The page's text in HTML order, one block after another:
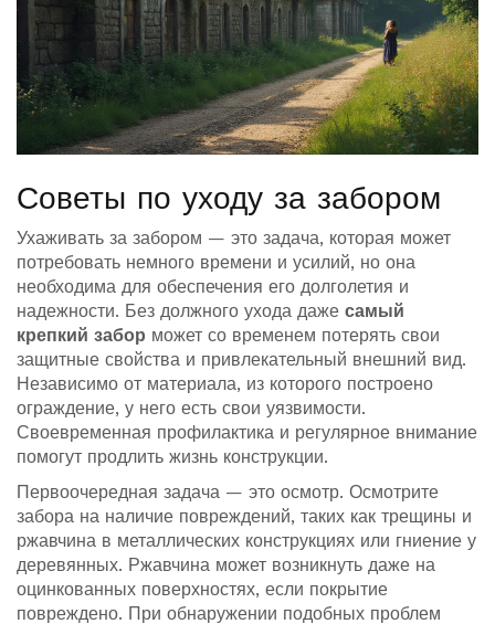
Советы по уходу за забором
Ухаживать за забором — это задача, которая может
потребовать немного времени и усилий, но она
необходима для обеспечения его долголетия и
надежности. Без должного ухода даже самый
крепкий забор может со временем потерять свои
защитные свойства и привлекательный внешний вид.
Независимо от материала, из которого построено
ограждение, у него есть свои уязвимости.
Своевременная профилактика и регулярное внимание
помогут продлить жизнь конструкции.
Первоочередная задача — это осмотр. Осмотрите
забора на наличие повреждений, таких как трещины и
ржавчина в металлических конструкциях или гниение у
деревянных. Ржавчина может возникнуть даже на
оцинкованных поверхностях, если покрытие
повреждено. При обнаружении подобных проблем